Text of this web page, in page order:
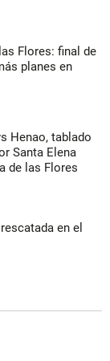
Flores: final de
planes en
Henao, tablado
Santa Elena
de las Flores
en el